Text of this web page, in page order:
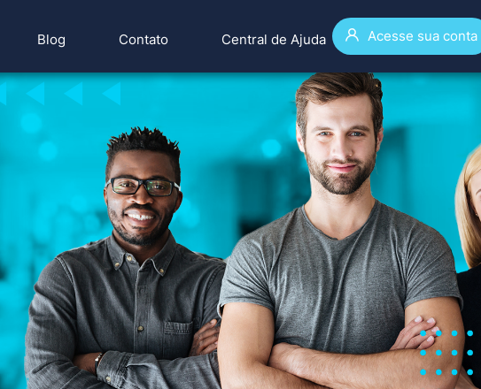
Blog Contato Central de Ajuda Acesse sua conta